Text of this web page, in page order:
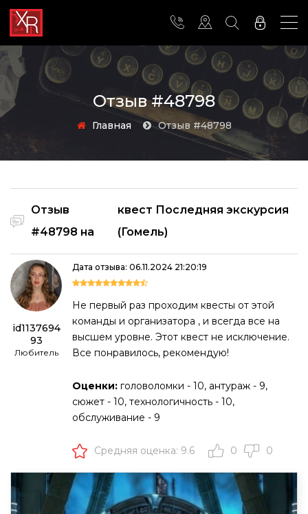
Отзыв #48798
Главная Отзыв #48798
Отзыв
#48798 на
квест Последняя экскурсия
(Гомель)
id1137694
93
Любитель
Дата отзыва: 06.11.2024 21:20:19
Не первый раз проходим квесты от этой
команды и организатора , и всегда все на
высшем уровне. Этот квест не исключение.
Все понравилось, рекомендую!
Оценки: головоломки - 10, антураж - 9,
сюжет - 10, технологичность - 10,
обслуживание - 9
Средняя оценка: 9.6 0 0